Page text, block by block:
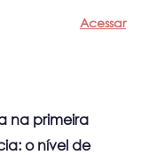
Acessar
na primeira
o nível de